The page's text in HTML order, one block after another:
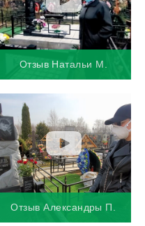
Отзыв Натальи М.
Отзыв Александры П.